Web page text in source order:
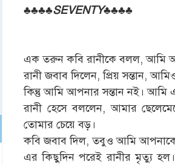
♣♣♣♣SEVENTY♣♣♣♣
এক তরুন কবি রানীকে বলল, আমি
রানী জবাব দিলেন, প্রিয় সন্তান,
কিন্তু আমি আপনার সন্তান নই।
রানী হেসে বললেন, আমার
তোমার চেয়ে বড়।
কবি জবাব দিল, তবুও আমি আপনাকে
এর কিছুদিন পরেই রানীর মৃত্যু